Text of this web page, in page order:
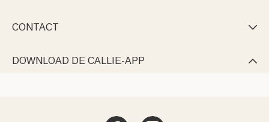
CONTACT 
DOWNLOAD DE CALLIE-APP 